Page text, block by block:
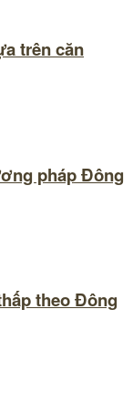
trên căn
pháp Đông
theo Đông